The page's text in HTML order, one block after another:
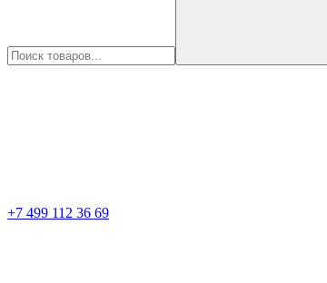
+7 499 112 36 69